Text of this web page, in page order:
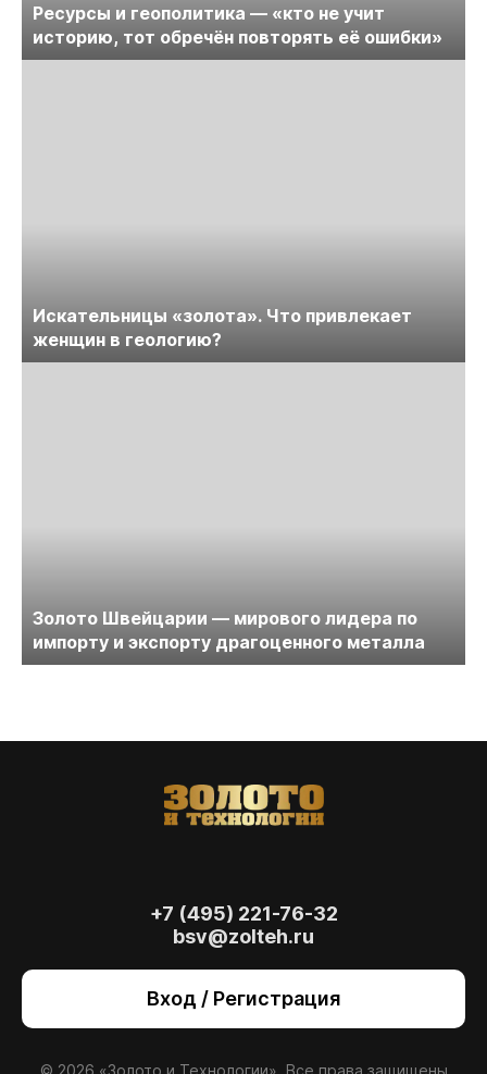
Ресурсы и геополитика — «кто не учит
историю, тот обречён повторять её ошибки»
Искательницы «золота». Что привлекает
женщин в геологию?
Золото Швейцарии — мирового лидера по
импорту и экспорту драгоценного металла
+7 (495) 221-76-32
bsv@zolteh.ru
Вход / Регистрация
также для анализа сайта и улучшения